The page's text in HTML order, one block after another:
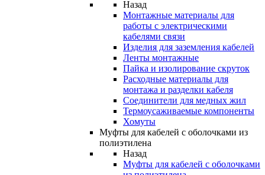
Назад
Монтажные материалы для
работы с электрическими
кабелями связи
Изделия для заземления кабелей
Ленты монтажные
Пайка и изолирование скруток
Расходные материалы для
монтажа и разделки кабеля
Соединители для медных жил
Термоусаживаемые компоненты
Хомуты
Муфты для кабелей с оболочками из
полиэтилена
Назад
Муфты для кабелей с оболочками